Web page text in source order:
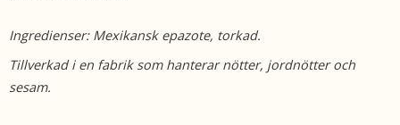
Ingredienser: Mexikansk epazote, torkad.
Tillverkad i en fabrik som hanterar nötter, jordnötter och
sesam.